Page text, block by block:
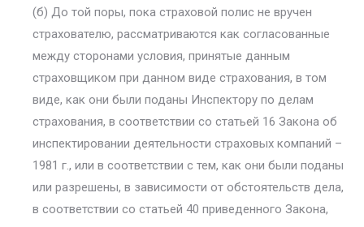
(б) До той поры, пока страховой полис не вручен
страхователю, рассматриваются как согласованные
между сторонами условия, принятые данным
страховщиком при данном виде страхования, в том
виде, как они были поданы Инспектору по делам
страхования, в соответствии со статьей 16 Закона об
инспектировании деятельности страховых компаний –
1981 г., или в соответствии с тем, как они были поданы
или разрешены, в зависимости от обстоятельств дела,
в соответствии со статьей 40 приведенного Закона,